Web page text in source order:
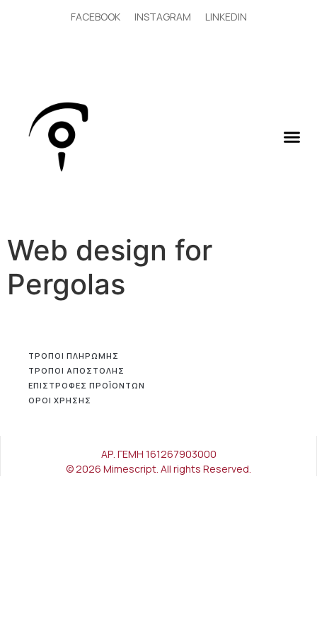
FACEBOOK INSTAGRAM LINKEDIN
Web design for
Pergolas
ΤΡΟΠΟΙ ΠΛΗΡΩΜΗΣ
ΤΡΟΠΟΙ ΑΠΟΣΤΟΛΗΣ
ΕΠΙΣΤΡΟΦΕΣ ΠΡΟΪΟΝΤΩΝ
ΟΡΟΙ ΧΡΗΣΗΣ
ΑΡ. ΓΕΜΗ 161267903000
© 2026 Mimescript. All rights Reserved.